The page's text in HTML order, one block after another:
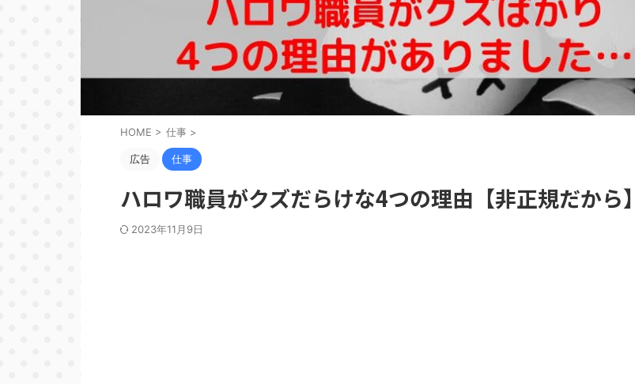
HOME > 仕事 >
広告 仕事
ハロワ職員がクズだらけな4つの理由【非正規だから】
2023年11月9日